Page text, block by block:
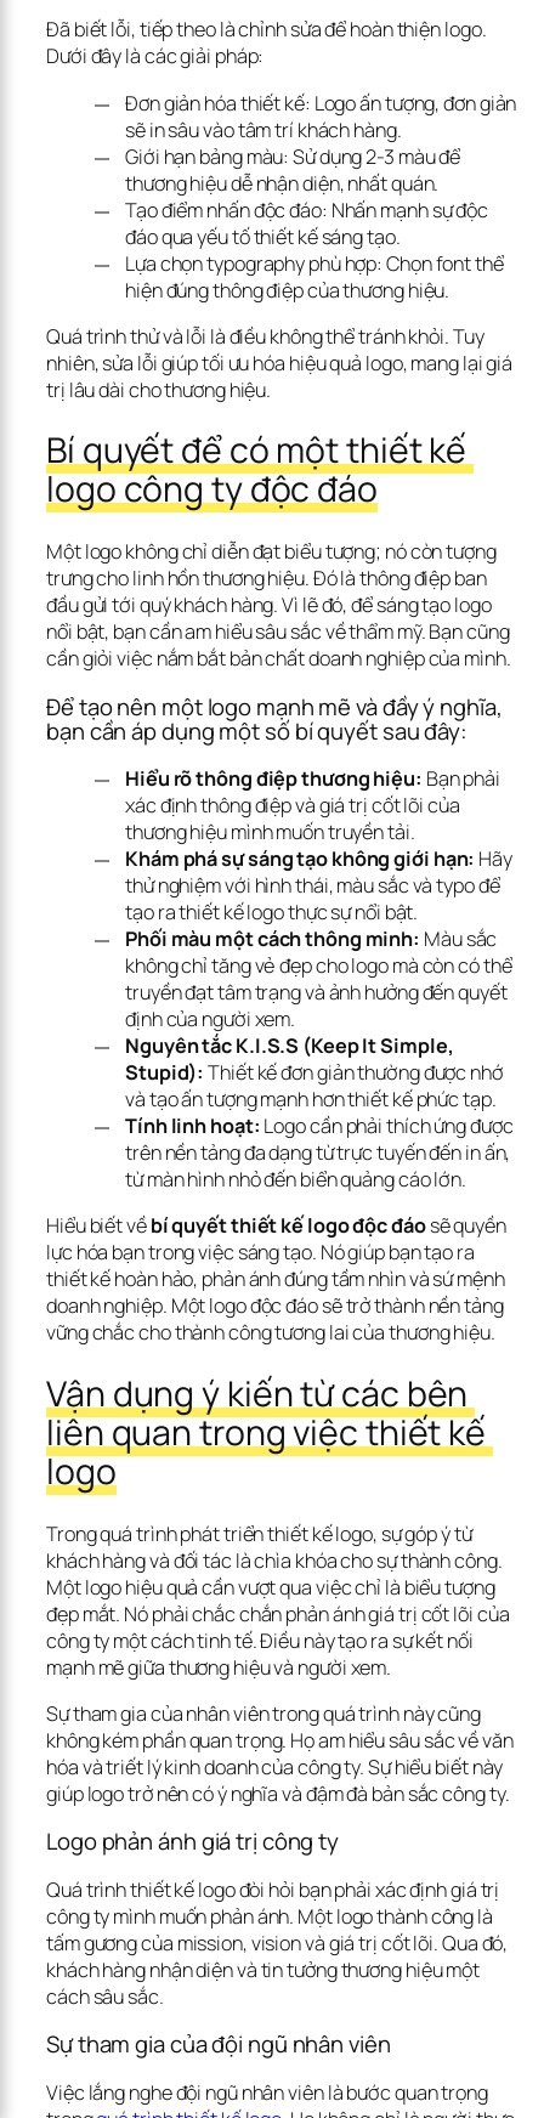
Đã biết lỗi, tiếp theo là chỉnh sửa để hoàn thiện logo.
Dưới đây là các giải pháp:
Đơn giản hóa thiết kế: Logo ấn tượng, đơn giản
sẽ in sâu vào tâm trí khách hàng.
Giới hạn bảng màu: Sử dụng 2-3 màu để
thương hiệu dễ nhận diện, nhất quán.
Tạo điểm nhấn độc đáo: Nhấn mạnh sự độc
đáo qua yếu tố thiết kế sáng tạo.
Lựa chọn typography phù hợp: Chọn font thể
hiện đúng thông điệp của thương hiệu.
Quá trình thử và lỗi là điều không thể tránh khỏi. Tuy
nhiên, sửa lỗi giúp tối ưu hóa hiệu quả logo, mang lại giá
trị lâu dài cho thương hiệu.
Bí quyết để có một thiết kế
logo công ty độc đáo
Một logo không chỉ diễn đạt biểu tượng; nó còn tượng
trưng cho linh hồn thương hiệu. Đó là thông điệp ban
đầu gửi tới quý khách hàng. Vì lẽ đó, để sáng tạo logo
nổi bật, bạn cần am hiểu sâu sắc về thẩm mỹ. Bạn cũng
cần giỏi việc nắm bắt bản chất doanh nghiệp của mình.
Để tạo nên một logo mạnh mẽ và đầy ý nghĩa,
bạn cần áp dụng một số bí quyết sau đây:
Hiểu rõ thông điệp thương hiệu: Bạn phải
xác định thông điệp và giá trị cốt lõi của
thương hiệu mình muốn truyền tải.
Khám phá sự sáng tạo không giới hạn: Hãy
thử nghiệm với hình thái, màu sắc và typo để
tạo ra thiết kế logo thực sự nổi bật.
Phối màu một cách thông minh: Màu sắc
không chỉ tăng vẻ đẹp cho logo mà còn có thể
truyền đạt tâm trạng và ảnh hưởng đến quyết
định của người xem.
Nguyên tắc K.I.S.S (Keep It Simple,
Stupid): Thiết kế đơn giản thường được nhớ
và tạo ấn tượng mạnh hơn thiết kế phức tạp.
Tính linh hoạt: Logo cần phải thích ứng được
trên nền tảng đa dạng từ trực tuyến đến in ấn,
từ màn hình nhỏ đến biển quảng cáo lớn.
Hiểu biết về bí quyết thiết kế logo độc đáo sẽ quyền
lực hóa bạn trong việc sáng tạo. Nó giúp bạn tạo ra
thiết kế hoàn hảo, phản ánh đúng tầm nhìn và sứ mệnh
doanh nghiệp. Một logo độc đáo sẽ trở thành nền tảng
vững chắc cho thành công tương lai của thương hiệu.
Vận dụng ý kiến từ các bên
liên quan trong việc thiết kế
logo
Trong quá trình phát triển thiết kế logo, sự góp ý từ
khách hàng và đối tác là chìa khóa cho sự thành công.
Một logo hiệu quả cần vượt qua việc chỉ là biểu tượng
đẹp mắt. Nó phải chắc chắn phản ánh giá trị cốt lõi của
công ty một cách tinh tế. Điều này tạo ra sự kết nối
mạnh mẽ giữa thương hiệu và người xem.
Sự tham gia của nhân viên trong quá trình này cũng
không kém phần quan trọng. Họ am hiểu sâu sắc về văn
hóa và triết lý kinh doanh của công ty. Sự hiểu biết này
giúp logo trở nên có ý nghĩa và đậm đà bản sắc công ty.
Logo phản ánh giá trị công ty
Quá trình thiết kế logo đòi hỏi bạn phải xác định giá trị
công ty mình muốn phản ánh. Một logo thành công là
tấm gương của mission, vision và giá trị cốt lõi. Qua đó,
khách hàng nhận diện và tin tưởng thương hiệu một
cách sâu sắc.
Sự tham gia của đội ngũ nhân viên
Việc lắng nghe đội ngũ nhân viên là bước quan trọng